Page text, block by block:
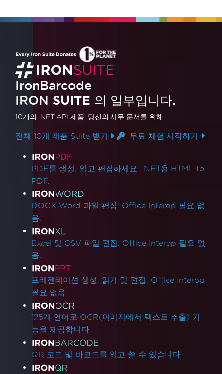
IronBarcode
IRON SUITE 의 일부입니다.
10개의 .NET API 제품, 당신의 사무 문서를 위해
전체 10개 제품 Suite 받기 무료 체험 시작하기
제품 링크
PDF를 생성, 읽고 편집하세요. .NET용 HTML to
PDF.
DOCX Word 파일 편집. Office Interop 필요 없
음.
Excel 및 CSV 파일 편집. Office Interop 필요 없
음.
프레젠테이션 생성, 읽기 및 편집. Office Interop
필요 없음.
125개 언어로 OCR(이미지에서 텍스트 추출) 기
능을 제공합니다.
QR 코드 및 바코드를 읽고 쓸 수 있습니다.